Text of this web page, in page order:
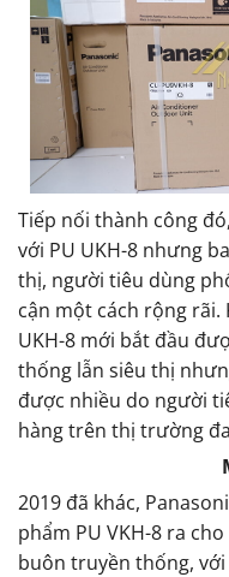
Tiếp nối thành công
với PU UKH-8 nhưng
thị, người tiêu dùng
cận một cách rộng rãi.
UKH-8 mới bắt đầu
thống lẫn siêu thị
được nhiều do người
hàng trên thị trường
2019 đã khác,
phẩm PU VKH-8 ra
buôn truyền thống,